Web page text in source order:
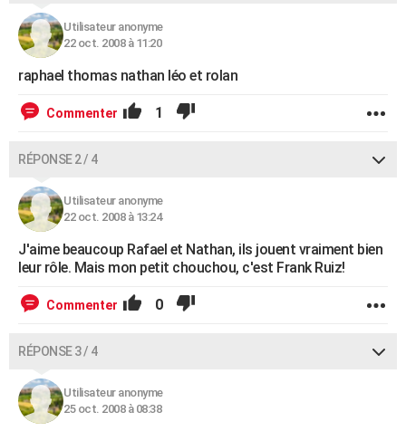
Carte de Noël
Carte Bonne année
Carte Saint-Valentin
Carte Pâques
Carte d'anniversaire
DICTIONNAIRE
Dictionnaire
Biographies
Citations
Expressions
Proverbes
PROGRAMME TV
COPAINS D'AVANT
FORUM
Bricolage
Lifestyle
Culture
Sport
Auto
Television
Voyage
Cinema
Utilisateur anonyme
22 oct. 2008 à 11:20
raphael thomas nathan léo et rolan
Commenter 1
RÉPONSE 2 / 4
Utilisateur anonyme
22 oct. 2008 à 13:24
J'aime beaucoup Rafael et Nathan, ils jouent vraiment bien
leur rôle. Mais mon petit chouchou, c'est Frank Ruiz!
Commenter 0
RÉPONSE 3 / 4
Utilisateur anonyme
25 oct. 2008 à 08:38